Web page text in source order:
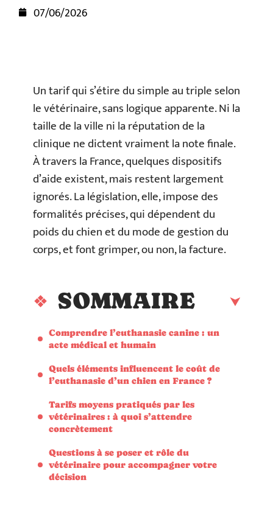
07/06/2026
Un tarif qui s’étire du simple au triple selon
le vétérinaire, sans logique apparente. Ni la
taille de la ville ni la réputation de la
clinique ne dictent vraiment la note finale.
À travers la France, quelques dispositifs
d’aide existent, mais restent largement
ignorés. La législation, elle, impose des
formalités précises, qui dépendent du
poids du chien et du mode de gestion du
corps, et font grimper, ou non, la facture.
SOMMAIRE
Comprendre l’euthanasie canine : un
acte médical et humain
Quels éléments influencent le coût de
l’euthanasie d’un chien en France ?
Tarifs moyens pratiqués par les
vétérinaires : à quoi s’attendre
concrètement
Questions à se poser et rôle du
vétérinaire pour accompagner votre
décision